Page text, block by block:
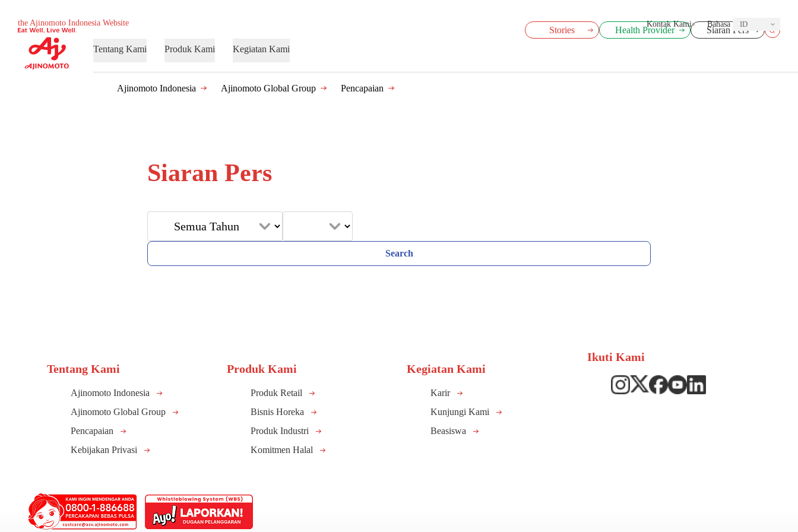
the Ajinomoto Indonesia Website
Tentang Kami Produk Kami Kegiatan Kami
Stories Health Provider Siaran Pers
Kontak Kami Bahasa ID
Ajinomoto Indonesia Ajinomoto Global Group Pencapaian
Siaran Pers
Search
Tentang Kami
Ajinomoto Indonesia
Ajinomoto Global Group
Pencapaian
Kebijakan Privasi
Produk Kami
Produk Retail
Bisnis Horeka
Produk Industri
Komitmen Halal
Kegiatan Kami
Karir
Kunjungi Kami
Beasiswa
Ikuti Kami